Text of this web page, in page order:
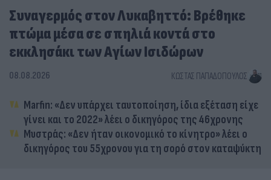
Συναγερμός στον Λυκαβηττό: Βρέθηκε
πτώμα μέσα σε σπηλιά κοντά στο
εκκλησάκι των Αγίων Ισιδώρων
08.08.2026 ΚΏΣΤΑΣ ΠΑΠΑΔΌΠΟΥΛΟΣ
Marfin: «Δεν υπάρχει ταυτοποίηση, ίδια εξέταση είχε
γίνει και το 2022» λέει ο δικηγόρος της 46χρονης
Μυστράς: «Δεν ήταν οικονομικό το κίνητρο» λέει ο
δικηγόρος του 55χρονου για τη σορό στον καταψύκτη